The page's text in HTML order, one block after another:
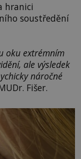
hranici
soustředění
oku extrémním
ale výsledek
náročné
Fišer.